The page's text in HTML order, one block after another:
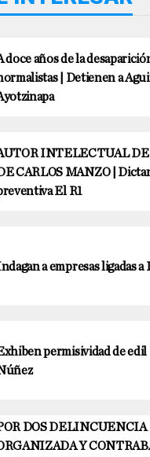
doce años de la
| Detienen a
INTELECTUAL
CARLOS MANZO |
El R1
a empresas ligadas a
permisividad de
DOS DELINCUENCIA
Y